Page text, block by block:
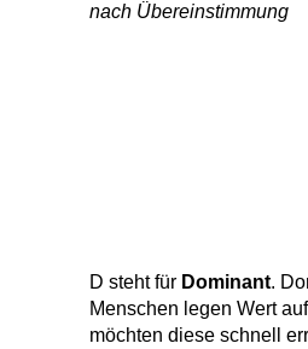
nach Übereinstimmung
D steht für Dominant.
Menschen legen Wert
möchten diese schnell